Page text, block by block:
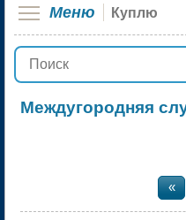
Меню Куплю
Междугородняя
«